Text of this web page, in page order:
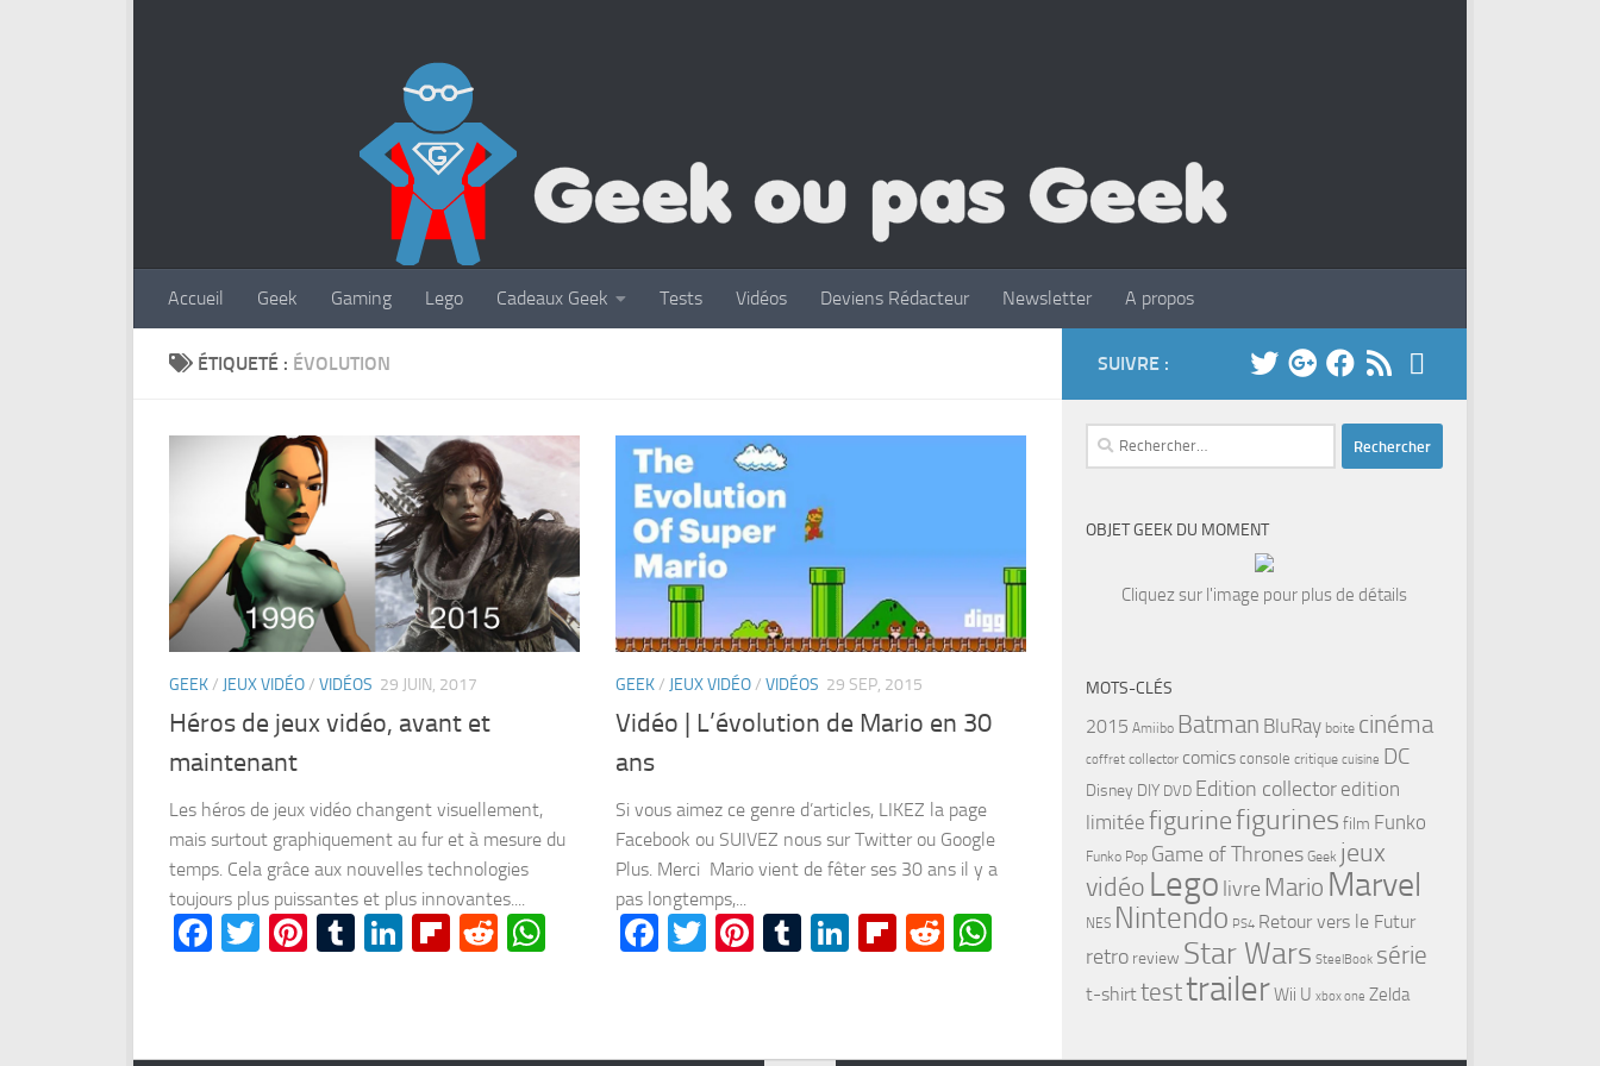
Accueil Geek Gaming Lego Cadeaux Geek Tests Vidéos Deviens Rédacteur Newsletter A propos
ÉTIQUETÉ : ÉVOLUTION
GEEK/ JEUX VIDÉO/ VIDÉOS 29 JUIN, 2017
Héros de jeux vidéo, avant et
maintenant
Les héros de jeux vidéo changent visuellement,
mais surtout graphiquement au fur et à mesure du
temps. Cela grâce aux nouvelles technologies
toujours plus puissantes et plus innovantes....
Facebook
Twitter
Pinterest
Tumblr
LinkedIn
Flipboard
RedditWhatsApp
GEEK/ JEUX VIDÉO/ VIDÉOS 29 SEP, 2015
Vidéo | L’évolution de Mario en 30
ans
Si vous aimez ce genre d’articles, LIKEZ la page
Facebook ou SUIVEZ nous sur Twitter ou Google
Plus. Merci Mario vient de fêter ses 30 ans il y a
pas longtemps,...
Facebook
Twitter
Pinterest
Tumblr
LinkedIn
Flipboard
RedditWhatsApp
SUIVRE :
Rechercher :
OBJET GEEK DU MOMENT
Cliquez sur l'image pour plus de détails
MOTS-CLÉS
2015 Amiibo Batman BluRay boite cinéma
coffret collector comics console critique cuisine DC
Disney DIY DVD Edition collector edition
limitée figurinefigurines film Funko
Funko Pop Game of Thrones Geek jeux
vidéo Lego livre Mario Marvel
NES Nintendo PS4 Retour vers le Futur
retro review Star Wars SteelBook série
t-shirttesttrailerWii U xbox one Zelda